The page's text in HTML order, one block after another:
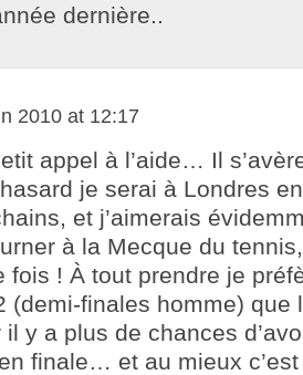
dernière..
2010 at 12:17
appel à l’aide… Il
je serai à Londres
et j’aimerais
à la Mecque du
fois ! À tout prendre je
(demi-finales homme) que
il y a plus de chances
finale… et au mieux